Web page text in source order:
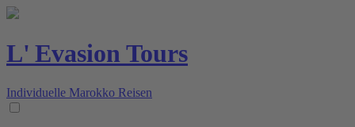
L' Evasion Tours
Individuelle Marokko Reisen